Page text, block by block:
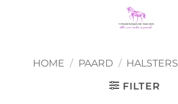
HOME / PAARD / HALSTERS
FILTER